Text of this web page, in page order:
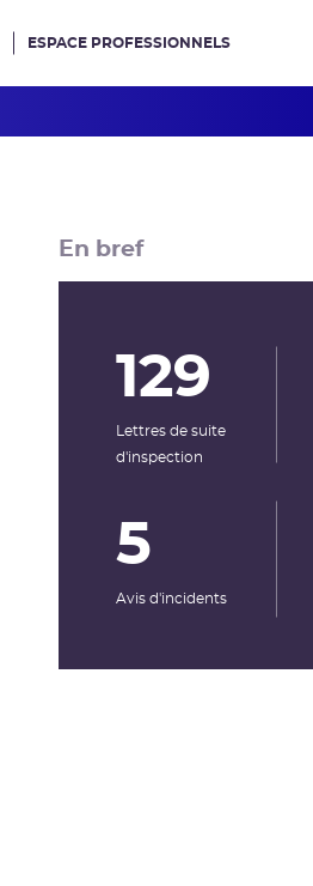
ESPACE PROFESSIONNELS
En bref
129
Lettres de suite
d'inspection
5
Avis d'incidents